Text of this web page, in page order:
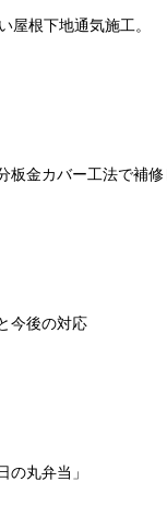
屋根下地通気施工。
板金カバー工法で補修
今後の対応
の丸弁当」